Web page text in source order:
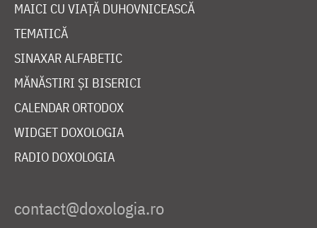
MAICI CU VIAȚĂ DUHOVNICEASCĂ
TEMATICĂ
SINAXAR ALFABETIC
MĂNĂSTIRI ȘI BISERICI
CALENDAR ORTODOX
WIDGET DOXOLOGIA
RADIO DOXOLOGIA